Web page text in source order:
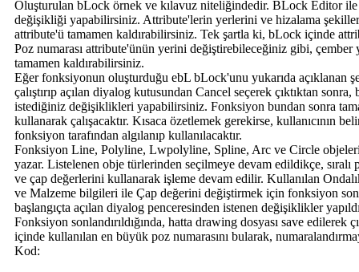
Oluşturulan bLock örnek ve kılavuz niteliğindedir. BLock Editor
değişikliği yapabilirsiniz. Attribute'lerin yerlerini ve hizalama
attribute'ü tamamen kaldırabilirsiniz. Tek şartla ki, bLock içinde
Poz numarası attribute'ünün yerini değiştirebileceğiniz gibi,
tamamen kaldırabilirsiniz.
Eğer fonksiyonun oluşturduğu ebL bLock'unu yukarıda açıklanan
çalıştırıp açılan diyalog kutusundan Cancel seçerek çıktıktan
istediğiniz değişiklikleri yapabilirsiniz. Fonksiyon bundan sonra
kullanarak çalışacaktır. Kısaca özetlemek gerekirse, kullanıcının
fonksiyon tarafından algılanıp kullanılacaktır.
Fonksiyon Line, Polyline, Lwpolyline, Spline, Arc ve Circle
yazar. Listelenen obje türlerinden seçilmeye devam edildikçe, sıralı
ve çap değerlerini kullanarak işleme devam edilir. Kullanılan
ve Malzeme bilgileri ile Çap değerini değiştirmek için fonksiyon
başlangıçta açılan diyalog penceresinden istenen değişiklikler
Fonksiyon sonlandırıldığında, hatta drawing dosyası save edilerek
içinde kullanılan en büyük poz numarasını bularak,
Kod: